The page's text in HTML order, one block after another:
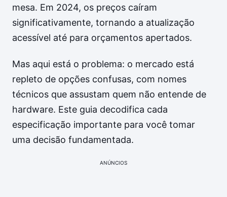
mesa. Em 2024, os preços caíram
significativamente, tornando a atualização
acessível até para orçamentos apertados.
Mas aqui está o problema: o mercado está
repleto de opções confusas, com nomes
técnicos que assustam quem não entende de
hardware. Este guia decodifica cada
especificação importante para você tomar
uma decisão fundamentada.
ANÚNCIOS